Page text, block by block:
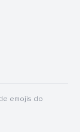
emojis do